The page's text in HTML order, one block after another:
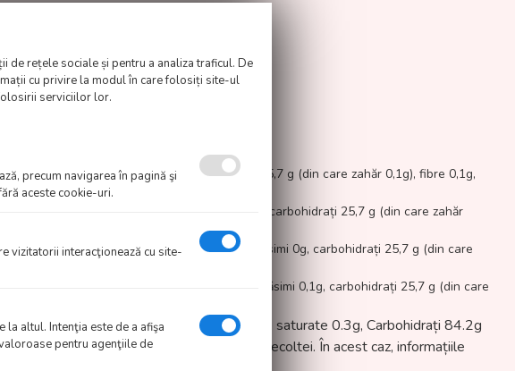
257 kJ / 62 kcal, grăsimi 0,1g, carbohidrați 25,7 g (din care zahăr 0,1g), fibre 0,1g,
activitatea și atenția copiilor.
energie 257 kJ / 62 kcal, grăsimi 0,1g, carbohidrați 25,7 g (din care zahăr
/100g coloranți: energie 257 kJ / 62 kcal, grăsimi 0g, carbohidrați 25,7 g (din care
atenția copiilor.
/100g coloranți: energie 257 kJ / 62 kcal, grăsimi 0,1g, carbohidrați 25,7 g (din care
1517kJ/359kcal, Grăsimi: 2.8g din care saturate 0.3g, Carbohidrați 84.2g
poate varia din cauza modificărilor recoltei. În acest caz, informațiile
de rețele sociale și pentru a analiza traficul. De
cu privire la modul în care folosiți site-ul
serviciilor lor.
precum navigarea în pagină şi
aceste cookie-uri.
vizitatorii interacţionează cu site-
altul. Intenţia este de a afişa
pentru agenţiile de